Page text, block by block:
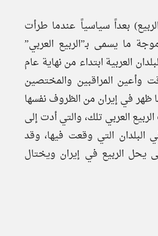
بعداً سياسياً عندما طرأت
ما يسمى بـ”الربيع العربي”
العربية ابتداء من نهاية عام
وأعين المراقبين والمختصين
ظهر في إيران من الظروف نفسها
العربي تلك، والتي أدت إلى
التي وقعت فيها، وقد
يحل الربيع في إيران ويختال